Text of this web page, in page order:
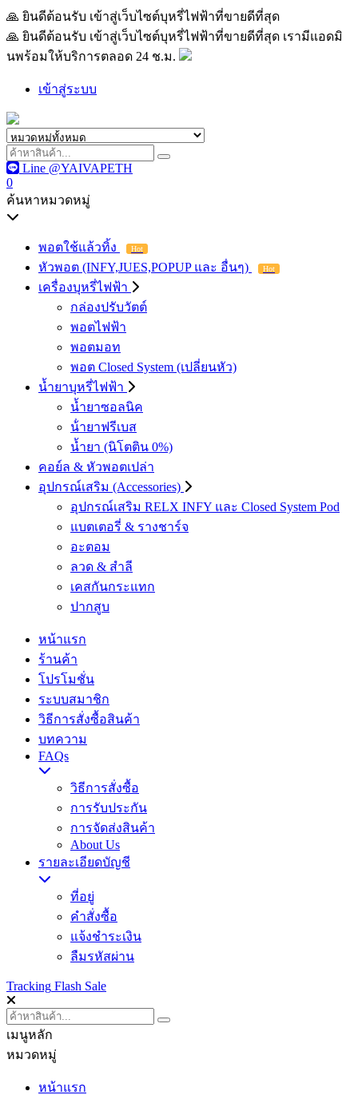
🙏 ยินดีต้อนรับ เข้าสู่เว็บไซต์บุหรี่ไฟฟ้าที่ขายดีที่สุด เรามีแอดมิน
🙏 ยินดีต้อนรับ เข้าสู่เว็บไซต์บุหรี่ไฟฟ้าที่ขายดีที่สุด เรามีแอดมิ
นพร้อมให้บริการตลอด 24 ช.ม.
เข้าสู่ระบบ
Line @YAIVAPETH
0
ค้นหาหมวดหมู่
พอตใช้แล้วทิ้ง Hot
หัวพอต (INFY,JUES,POPUP และ อื่นๆ) Hot
เครื่องบุหรี่ไฟฟ้า
กล่องปรับวัตต์
พอตไฟฟ้า
พอตมอท
พอต Closed System (เปลี่ยนหัว)
น้ำยาบุหรี่ไฟฟ้า
น้ำยาซอลนิค
น้ํายาฟรีเบส
น้ำยา (นิโตติน 0%)
คอย์ล & หัวพอตเปล่า
อุปกรณ์เสริม (Accessories)
อุปกรณ์เสริม RELX INFY และ Closed System Pod
แบตเตอรี่ & รางชาร์จ
อะตอม
ลวด ​& สำลี
เคสกันกระแทก
ปากสูบ
หน้าแรก
ร้านค้า
โปรโมชั่น
ระบบสมาชิก
วิธีการสั่งซื้อสินค้า
บทความ
FAQs
วิธีการสั่งซื้อ
การรับประกัน
การจัดส่งสินค้า
About Us
รายละเอียดบัญชี
ที่อยู่
คำสั่งซื้อ
แจ้งชำระเงิน
ลืมรหัสผ่าน
Tracking Flash Sale
เมนูหลัก
หมวดหมู่
หน้าแรก